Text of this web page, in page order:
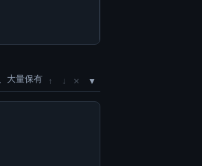
大量保有 ↑ ↓ ×